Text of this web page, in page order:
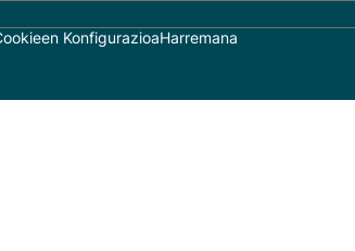
KonfigurazioaHarremana